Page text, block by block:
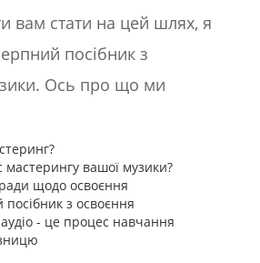
вам стати на цей шлях, я
посібник з
Ось про що ми
вашої музики?
щодо освоєння
з освоєння
- це процес навчання